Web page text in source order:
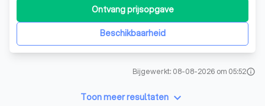
gemeenschappen te waarborgen. Met een missie die
zowel eenvoudig als krachtig is, streven we ernaar om
uitmuntende beveiligingsoplossingen te lev
Beschikbaarheid
Ontvang prijsopgave
Bijgewerkt: 08-08-2026 om 05:52info
Toon meer resultaten keyboard_arrow_down